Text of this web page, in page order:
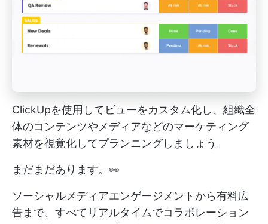
ClickUpを使用してビューをカスタム化し、組織全
体のコンテンツやメディアなどのマーケティング
素材を視覚化してプランニングしましょう。
まだまだあります。👀
ソーシャルメディアエンゲージメントから有料広
告まで、すべてリアルタイムでコラボレーション